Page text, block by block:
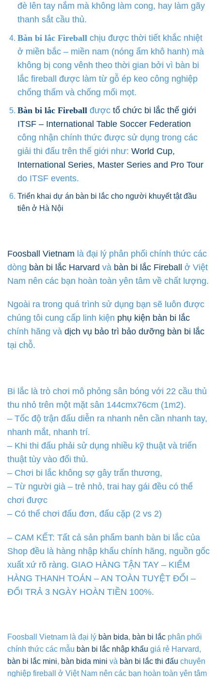
đè lên tay nắm mà không làm cong, hay làm gãy
thanh sắt cầu thủ.
Bàn bi lắc Fireball chịu được thời tiết khắc nhiệt
ở miền bắc – miền nam (nóng ẩm khô hanh) mà
không bị cong vênh theo thời gian bởi vì bàn bi
lắc fireball được làm từ gỗ ép keo công nghiệp
chống thấm và chống mối mọt.
Bàn bi lắc Fireball được tổ chức bi lắc thế giới
ITSF – International Table Soccer Federation
công nhận chính thức được sử dụng trong các
giải thi đấu trên thế giới như: World Cup,
International Series, Master Series and Pro Tour
do ITSF events.
Triển khai dự án bàn bi lắc cho người khuyết tật đầu
tiên ở Hà Nội
Foosball Vietnam là đại lý phân phối chính thức các
dòng bàn bi lắc Harvard và bàn bi lắc Fireball ở Việt
Nam nên các bạn hoàn toàn yên tâm về chất lượng.
Ngoài ra trong quá trình sử dụng bạn sẽ luôn được
chúng tôi cung cấp linh kiện phụ kiện bàn bi lắc
chính hãng và dịch vụ bảo trì bảo dưỡng bàn bi lắc
tại chỗ.
Bi lắc là trò chơi mô phỏng sân bóng với 22 cầu thủ
thu nhỏ trên một mặt sân 144cmx76cm (1m2).
– Tốc độ trận đấu diễn ra nhanh nên cần nhanh tay,
nhanh mắt, nhanh trí.
– Khi thi đấu phải sử dụng nhiều kỹ thuật và triến
thuật tùy vào đối thủ.
– Chơi bi lắc không sợ gây trấn thương,
– Từ người già – trẻ nhỏ, trai hay gái đều có thể
chơi được
– Có thể chơi đấu đơn, đấu cặp (2 vs 2)
– CAM KẾT: Tất cả sản phẩm banh bàn bi lắc của
Shop đều là hàng nhập khẩu chính hãng, nguồn gốc
xuất xứ rõ ràng. GIAO HÀNG TẬN TAY – KIỂM
HÀNG THANH TOÁN – AN TOÀN TUYỆT ĐỐI –
ĐỔI TRẢ 3 NGÀY HOÀN TIỀN 100%.
Foosball Vietnam là đại lý bàn bida, bàn bi lắc phân phối
chính thức các mẫu bàn bi lắc nhập khẩu giá rẻ Harvard,
bàn bi lắc mini, bàn bida mini và bàn bi lắc thi đấu chuyên
nghiệp fireball ở Việt Nam nên các bạn hoàn toàn yên tâm